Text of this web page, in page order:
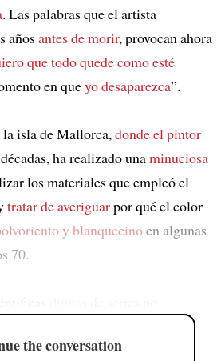
. Las palabras que el artista
añosantes de morir, provocan ahora
que todo quede como esté
en queyo desaparezca”.
isla de Mallorca,donde el pintor
ha realizado unaminuciosa
los materiales que empleó el
tratar de averiguarpor qué el color
y blanquecinoen algunas
70.
the conversation